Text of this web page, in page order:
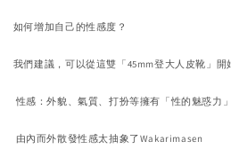
如何增加自己的性感度？
我們建議，可以從這雙「45mm登大人皮靴」
性感：外貌、氣質、打扮等擁有「性的魅惑力」
由內而外散發性感太抽象了Wakarimasen